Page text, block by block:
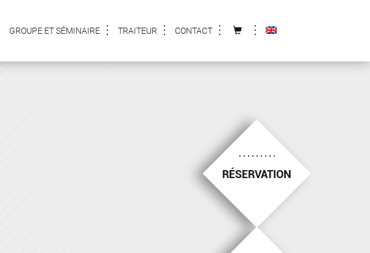
GROUPE ET SÉMINAIRE TRAITEUR CONTACT
RÉSERVATION